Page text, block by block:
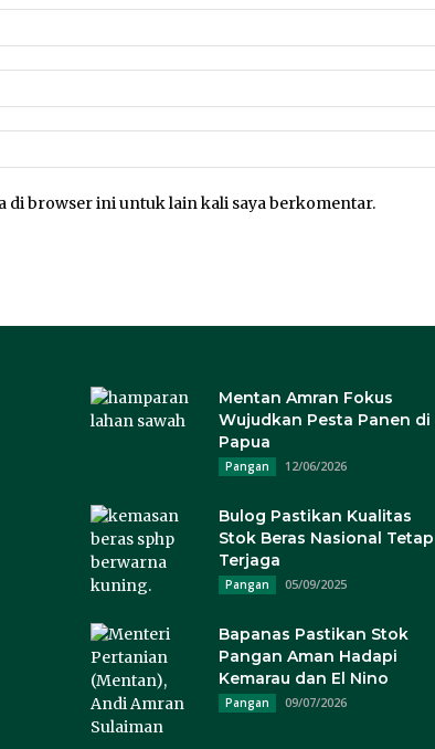
di browser ini untuk lain kali saya berkomentar.
Mentan Amran Fokus
Wujudkan Pesta Panen di
Papua
Pangan 12/06/2026
Bulog Pastikan Kualitas
Stok Beras Nasional Tetap
Terjaga
Pangan 05/09/2025
Bapanas Pastikan Stok
Pangan Aman Hadapi
Kemarau dan El Nino
Pangan 09/07/2026